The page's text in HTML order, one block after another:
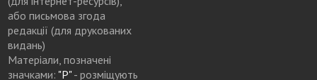
або письмова згода
редакції (для друкованих
видань)
Матеріали, позначені
значками: "Р"- розміщують